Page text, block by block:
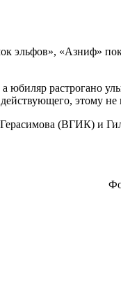
эльфов», «Азниф»
юбиляр растрогано
этому не
(ВГИК) и